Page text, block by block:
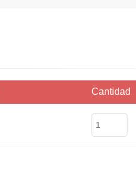
Cantidad